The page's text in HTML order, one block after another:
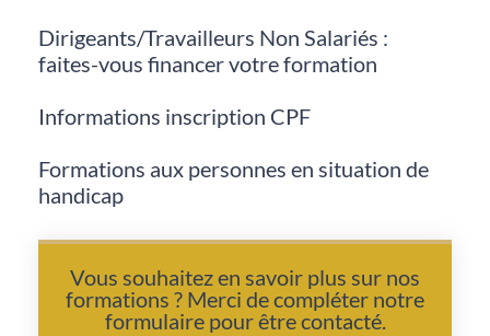
Dirigeants/Travailleurs Non Salariés :
faites-vous financer votre formation
Informations inscription CPF
Formations aux personnes en situation de
handicap
Vous souhaitez en savoir plus sur nos
formations ? Merci de compléter notre
formulaire pour être contacté.